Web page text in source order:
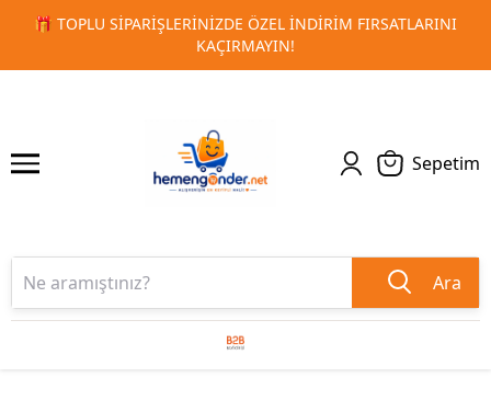
🚀 KURUMSAL PROMOSYON VE MATBAA
1 2
Sepetim
Ara